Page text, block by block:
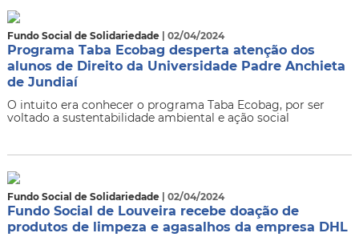
Fundo Social de Solidariedade | 02/04/2024
Programa Taba Ecobag desperta atenção dos
alunos de Direito da Universidade Padre Anchieta
de Jundiaí
O intuito era conhecer o programa Taba Ecobag, por ser
voltado a sustentabilidade ambiental e ação social
Fundo Social de Solidariedade | 02/04/2024
Fundo Social de Louveira recebe doação de
produtos de limpeza e agasalhos da empresa DHL